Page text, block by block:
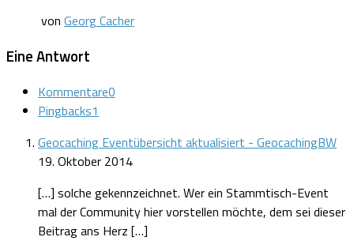
von Georg Cacher
Eine Antwort
Kommentare0
Pingbacks1
Geocaching Eventübersicht aktualisiert - GeocachingBW
19. Oktober 2014
[…] solche gekennzeichnet. Wer ein Stammtisch-Event
mal der Community hier vorstellen möchte, dem sei dieser
Beitrag ans Herz […]